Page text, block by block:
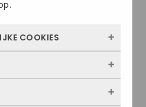
COOKIES
ervoor dat de website
uitgezet. Meestal
we hoe vaak onze